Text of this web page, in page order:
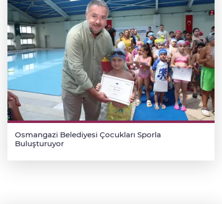
Osmangazi Belediyesi Çocukları Sporla
Buluşturuyor